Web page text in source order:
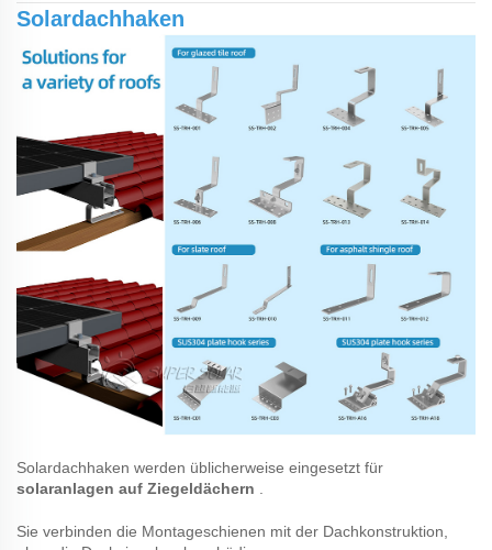
Solardachhaken
Solardachhaken werden üblicherweise eingesetzt für
solaranlagen auf Ziegeldächern .
Sie verbinden die Montageschienen mit der Dachkonstruktion,